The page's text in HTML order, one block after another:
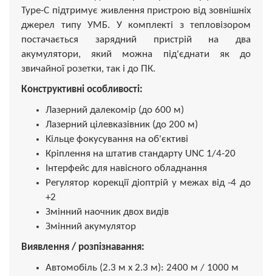
Type-C підтримує живлення пристрою від зовнішніх
джерел типу УМБ. У комплекті з тепловізором
постачається зарядний пристрій на два
акумулятори, який можна під'єднати як до
звичайної розетки, так і до ПК.
Конструктивні особливості:
Лазерний далекомір (до 600 м)
Лазерний цілевказівник (до 200 м)
Кільце фокусування на об'єктиві
Кріплення на штатив стандарту UNC 1/4-20
Інтерфейс для навісного обладнання
Регулятор корекції діоптрій у межах від -4 до
+2
Змінний наочник двох видів
Змінний акумулятор
Виявлення / розпізнавання:
Автомобіль (2.3 м х 2.3 м): 2400 м / 1000 м